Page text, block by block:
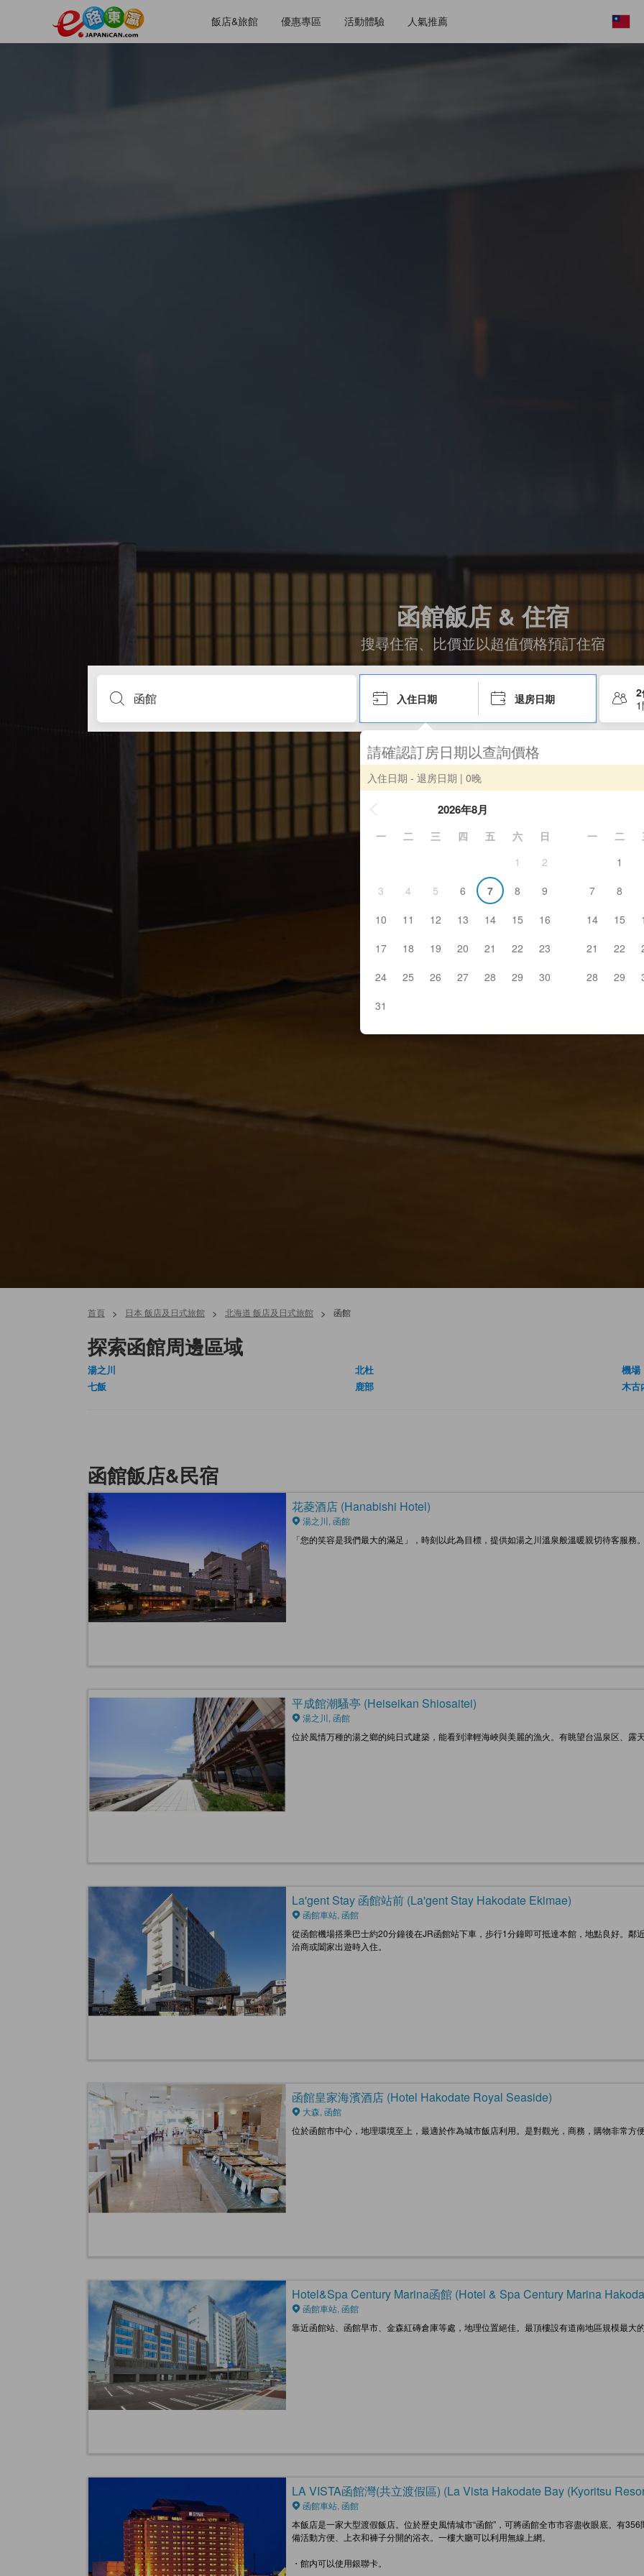
飯店&旅館 優惠專區 活動體驗 人氣推薦
函館飯店 & 住宿
搜尋住宿、比價並以超值價格預訂住宿
入住日期 退房日期
請確認訂房日期以查詢價格
入住日期 - 退房日期 | 0晚
2026年8月
一 二 三 四 五 六
日
1
2
3
4 5 6 7 8
9
10
11 12 13 14 15
16
17
18 19 20 21 22
23
24
25 26 27 28 29
30
31
一 二
1
7
8
14
15
21
22
28
29
首頁 > 日本 飯店及日式旅館 > 北海道 飯店及日式旅館 > 函館
探索函館周邊區域
湯之川
七飯
北杜
鹿部
機場
木古
函館飯店&民宿
花菱酒店 (Hanabishi Hotel)
湯之川, 函館
「您的笑容是我們最大的滿足」，時刻以此為目標，提供如湯之川溫泉般溫暖親切待客服務
平成館潮騷亭 (Heiseikan Shiosaitei)
湯之川, 函館
位於風情万種的湯之鄉的純日式建築，能看到津輕海峽與美麗的漁火。有眺望台温泉区、露
La'gent Stay 函館站前 (La'gent Stay Hakodate Ekimae)
函館車站, 函館
從函館機場搭乘巴士約20分鐘後在JR函館站下車，步行1分鐘即可抵達本館，地點良好。
洽商或闔家出遊時入住。
函館皇家海濱酒店 (Hotel Hakodate Royal Seaside)
大森, 函館
位於函館市中心，地理環境至上，最適於作為城市飯店利用。是對觀光，商務，購物非常方
Hotel&Spa Century Marina函館 (Hotel & Spa Century Marina
函館車站, 函館
靠近函館站、函館早市、金森紅磚倉庫等處，地理位置絕佳。最頂樓設有道南地區規模最大
LA VISTA函館灣(共立渡假區) (La Vista Hakodate Bay (Kyoritsu
函館車站, 函館
本飯店是一家大型渡假飯店。位於歷史風情城市“函館”，可將函館全市市容盡收眼底。有
備活動方便、上衣和褲子分開的浴衣。一樓大廳可以利用無線上網。
・館内可以使用銀聯卡。